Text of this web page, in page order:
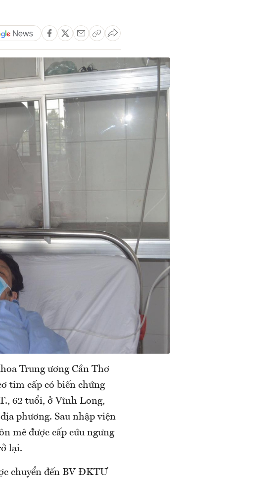
Trung ương Cần Thơ
tim cấp có biến chứng
62 tuổi, ở Vĩnh Long,
phương. Sau nhập viện
mê được cấp cứu ngưng
lại.
chuyển đến BV ĐKTƯ